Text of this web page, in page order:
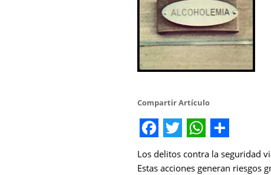
Compartir Artículo
Facebook
TwitterShare
Los delitos contra la seguridad
Estas acciones generan riesgos